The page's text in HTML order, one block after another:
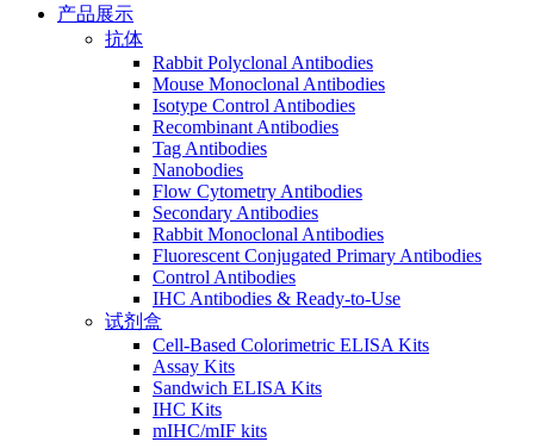
产品展示
抗体
Rabbit Polyclonal Antibodies
Mouse Monoclonal Antibodies
Isotype Control Antibodies
Recombinant Antibodies
Tag Antibodies
Nanobodies
Flow Cytometry Antibodies
Secondary Antibodies
Rabbit Monoclonal Antibodies
Fluorescent Conjugated Primary Antibodies
Control Antibodies
IHC Antibodies & Ready-to-Use
试剂盒
Cell-Based Colorimetric ELISA Kits
Assay Kits
Sandwich ELISA Kits
IHC Kits
mIHC/mIF kits